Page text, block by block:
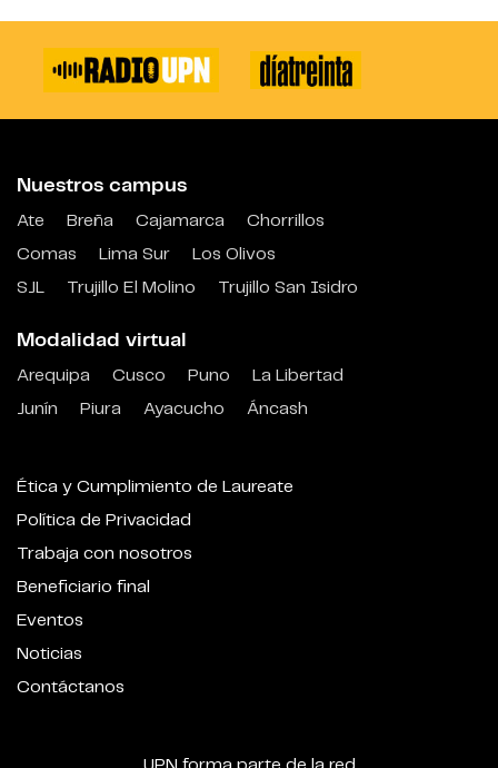
Nuestros campus
Ate Breña Cajamarca
Chorrillos
Comas
Lima Sur
Los Olivos
SJL
Trujillo El Molino Trujillo San Isidro
Modalidad virtual
Arequipa Cusco Puno
La Libertad
Junín
Piura Ayacucho Áncash
Ética y Cumplimiento de Laureate
Política de Privacidad
Trabaja con nosotros
Beneficiario final
Eventos
Noticias
Contáctanos